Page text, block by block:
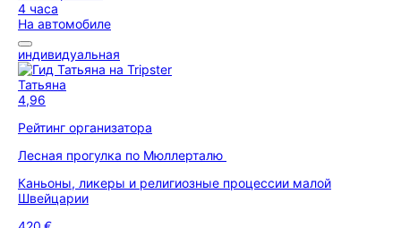
4 часа
На автомобиле
индивидуальная
Татьяна
4,96
Рейтинг организатора
Лесная прогулка по Мюллерталю
Каньоны, ликеры и религиозные процессии малой
Швейцарии